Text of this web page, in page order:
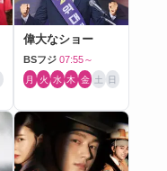
偉大なショー
BSフジ 07:55～
月 火 水 木 金 土 日